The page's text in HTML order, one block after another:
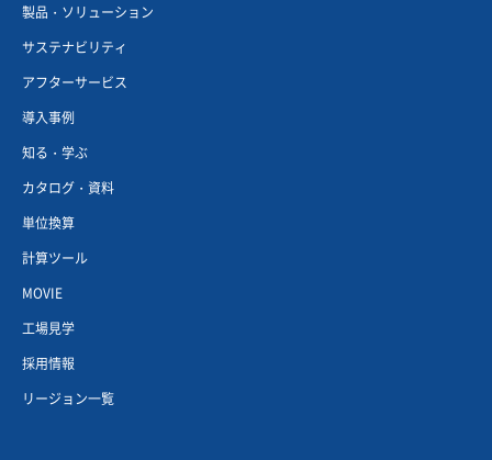
製品・ソリューション
サステナビリティ
アフターサービス
導入事例
知る・学ぶ
カタログ・資料
単位換算
計算ツール
MOVIE
工場見学
採用情報
リージョン一覧